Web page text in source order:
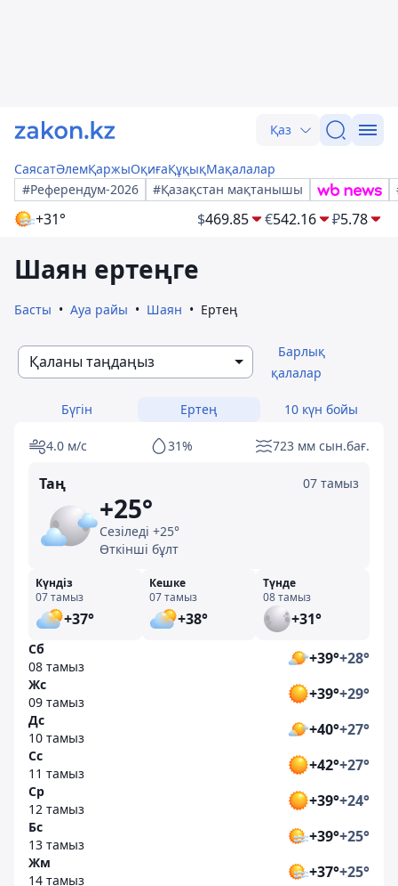
Қаз
СаясатӘлемҚаржыОқиғаҚұқықМақалалар
#Референдум-2026
#Қазақстан мақтанышы
+31° $469.85 €542.16 ₽5.78
Шаян ертеңге
Басты Ауа райы Шаян Ертең
Қаланы таңдаңыз
Барлық
қалалар
Бүгін Ертең 10 күн бойы
4.0 м/с 31% 723 мм сын.бағ.
Таң 07 тамыз
+25°
Сезіледі +25°
Өткінші бұлт
Күндіз
07 тамыз
+37°
Кешке
07 тамыз
+38°
Түнде
08 тамыз
+31°
Сб
08 тамыз
+39°+28°
Жс
09 тамыз
+39°+29°
Дс
10 тамыз
+40°+27°
Сс
11 тамыз
+42°+27°
Ср
12 тамыз
+39°+24°
Бс
13 тамыз
+39°+25°
Жм
14 тамыз
+37°+25°